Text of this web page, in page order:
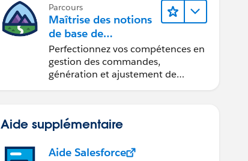
Parcours
Maîtrise des notions
de base de
l’administration de
Salesforce Billing
Perfectionnez vos compétences en
gestion des commandes,
génération et ajustement de
Aide supplémentaire
Aide Salesforce